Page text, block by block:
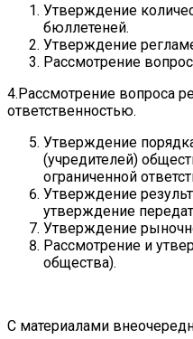
Утверждение
бюллетеней.
Утверждение
Рассмотрение
4.Рассмотрение вопроса
ответственностью.
Утверждение
(учредителей)
ограниченной
Утверждение
утверждение
Утверждение
Рассмотрение и
общества).
С материалами